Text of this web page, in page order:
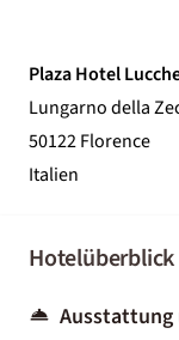
Plaza Hotel
Lungarno della
50122 Florence
Italien
Hotelüberblick
Ausstattung